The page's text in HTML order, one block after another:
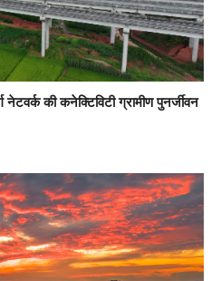
नेटवर्क की कनेक्टिविटी ग्रामीण पुनर्जीवन